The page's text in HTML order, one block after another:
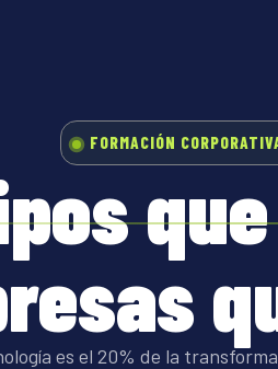
FORMACIÓN
es el 20% de la